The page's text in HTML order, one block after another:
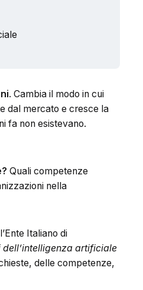
. Cambia il modo in cui
dal mercato e cresce la
fa non esistevano.
Quali competenze
nella
Italiano di
artificiale
delle competenze,